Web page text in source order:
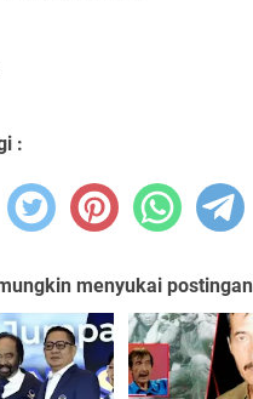
:
menyukai